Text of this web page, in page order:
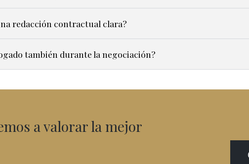
redacción contractual clara?
también durante la negociación?
a valorar la mejor